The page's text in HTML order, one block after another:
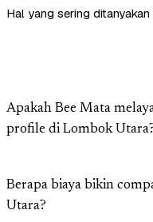
Hal yang sering
Apakah Bee Mata
profile di Lombok
Berapa biaya bikin
Utara?